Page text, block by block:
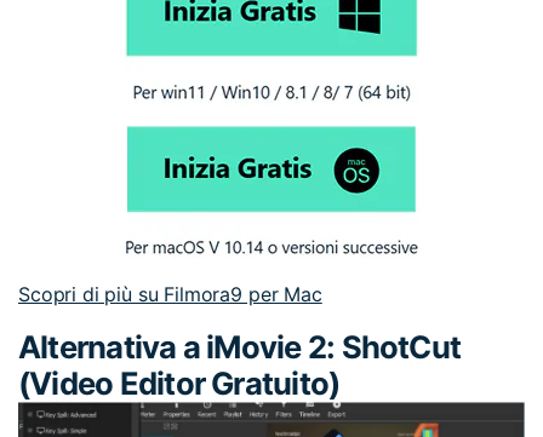
Scopri di più su Filmora9 per Mac
Alternativa a iMovie 2: ShotCut
(Video Editor Gratuito)